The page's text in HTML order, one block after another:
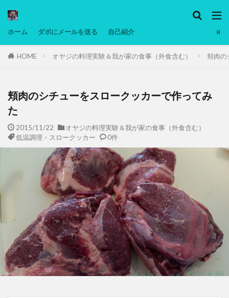
ホーム ダボにメールを送る 自己紹介
HOME オヤジの料理実験＆我が家の食事（外食含む） 頬肉
頬肉のシチューをスロークッカーで作ってみ
た
2015/11/22
オヤジの料理実験＆我が家の食事（外食含む）
低温調理・スロークッカー
0件
タグ
マレーシア動画
ヨーグルト
備忘録
動画 日本人村社会 脱水シート
検索